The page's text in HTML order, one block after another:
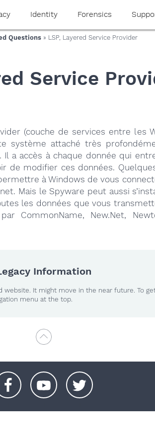
Identity Forensics
Questions » LSP, Layered Service Provider
Service
(couche de services entre les
système attaché très
Il a accès à chaque donnée qui
de modifier ces données.
à Windows de vous
Mais le Spyware peut aussi
les données que vous
CommonName, New.Net,
Information
website. It might move in the near future. To
menu at the top.